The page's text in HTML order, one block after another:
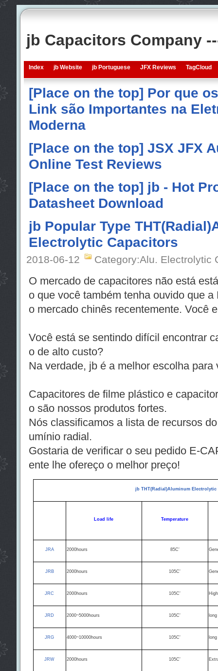
jb Capacitors Company
Index jb Website jb Portuguese JFX Reviews TagCloud
[Place on the top] Por que
Link são Importantes na
Moderna
[Place on the top] JSX JFX
Online Test Reviews
[Place on the top] jb - Hot
Datasheet Download
jb Popular Type
Electrolytic Capacitors
2018-06-12 Category:Alu. Electrolytic
O mercado de capacitores não está
o que você também tenha ouvido que
o mercado chinês recentemente. Você
Você está se sentindo difícil encontrar
o de alto custo?
Na verdade, jb é a melhor escolha para
Capacitores de filme plástico e
o são nossos produtos fortes.
Nós classificamos a lista de recursos
umínio radial.
Gostaria de verificar o seu pedido E-
ente lhe ofereço o melhor preço!
jb THT(Radial)Aluminum Electrolytic
Load life Temperature
JRA 2000hours 85C'
JRB 2000hours 105C'
JRC 2000hours 105C'
JRD 2000~5000hours 105C'
JRG 4000~10000hours 105C'
JRW 2000hours 105C'